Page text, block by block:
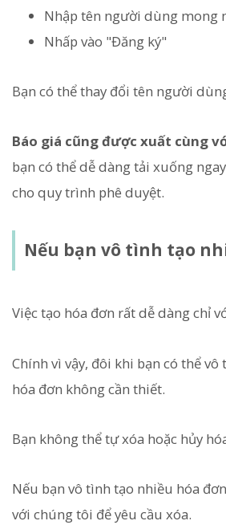
Nhập tên người dùng mong
Nhấp vào "Đăng ký"
Bạn có thể thay đổi tên người
Báo giá cũng được xuất cùng
bạn có thể dễ dàng tải xuống
cho quy trình phê duyệt.
Nếu bạn vô tình tạo
Việc tạo hóa đơn rất dễ dàng chỉ
Chính vì vậy, đôi khi bạn có thể
hóa đơn không cần thiết.
Bạn không thể tự xóa hoặc hủy
Nếu bạn vô tình tạo nhiều hóa
với chúng tôi để yêu cầu xóa.